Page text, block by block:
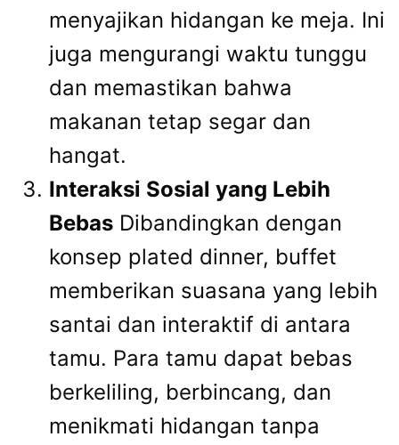
menyajikan hidangan ke meja. Ini
juga mengurangi waktu tunggu
dan memastikan bahwa
makanan tetap segar dan
hangat.
Interaksi Sosial yang Lebih
Bebas Dibandingkan dengan
konsep plated dinner, buffet
memberikan suasana yang lebih
santai dan interaktif di antara
tamu. Para tamu dapat bebas
berkeliling, berbincang, dan
menikmati hidangan tanpa